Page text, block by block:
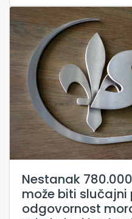
Nestanak
može biti slučajni
odgovornost